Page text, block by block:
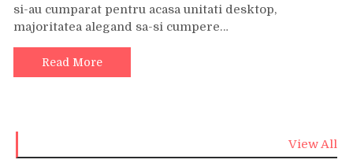
si-au cumparat pentru acasa unitati desktop,
majoritatea alegand sa-si cumpere…
Read More
View All